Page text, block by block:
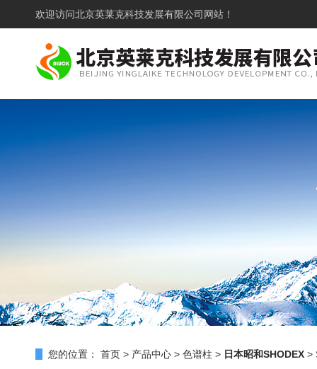
欢迎访问北京英莱克科技发展有限公司网站！
您的位置： 首页 > 产品中心 > 色谱柱 > 日本昭和SHODEX >